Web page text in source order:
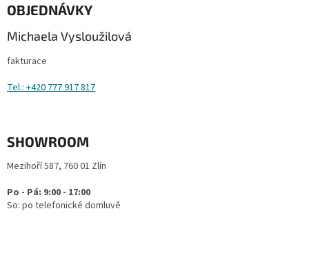
OBJEDNÁVKY
Michaela Vysloužilová
fakturace
Tel.: +420 777 917 817
SHOWROOM
Mezihoří 587, 760 01 Zlín
Po - Pá: 9:00 - 17:00
So: po telefonické domluvě